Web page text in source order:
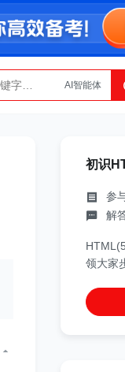
Python
AI智能体
初识
参
解
领大家